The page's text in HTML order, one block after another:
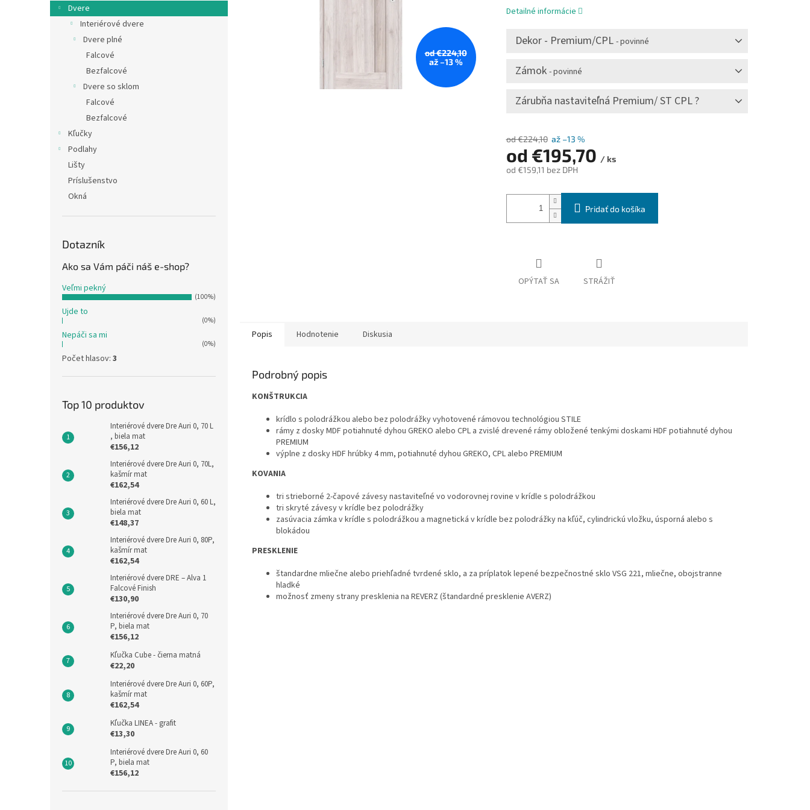
Dvere
Interiérové dvere
Dvere plné
Falcové
Bezfalcové
Dvere so sklom
Falcové
Bezfalcové
Kľučky
Podlahy
Lišty
Príslušenstvo
Okná
Dotazník
Ako sa Vám páči náš e-shop?
Veľmi pekný
(100%)
Ujde to
(0%)
Nepáči sa mi
(0%)
Počet hlasov: 3
Top 10 produktov
Interiérové dvere Dre Auri 0, 70 L
, biela mat
€156,12
Interiérové dvere Dre Auri 0, 70L,
kašmír mat
€162,54
Interiérové dvere Dre Auri 0, 60 L,
biela mat
€148,37
Interiérové dvere Dre Auri 0, 80P,
kašmír mat
€162,54
Interiérové dvere DRE – Alva 1
Falcové Finish
€130,90
Interiérové dvere Dre Auri 0, 70
P, biela mat
€156,12
Kľučka Cube - čierna matná
€22,20
Interiérové dvere Dre Auri 0, 60P,
kašmír mat
€162,54
Kľučka LINEA - grafit
€13,30
Interiérové dvere Dre Auri 0, 60
P, biela mat
€156,12
od €224,10
až –13 %
Detailné informácie
OPÝTAŤ SA STRÁŽIŤ
Dekor - Premium/CPL- povinné
Zámok- povinné
Zárubňa nastaviteľná Premium/ ST CPL ?
od €224,10 až –13 %
od €195,70 / ks
od €159,11 bez DPH
cena:
Pridať do košíka
Popis Hodnotenie Diskusia
Podrobný popis
KONŠTRUKCIA
krídlo s polodrážkou alebo bez polodrážky vyhotovené rámovou technológiou STILE
rámy z dosky MDF potiahnuté dyhou GREKO alebo CPL a zvislé drevené rámy obložené tenkými doskami HDF potiahnuté dyhou
PREMIUM
výplne z dosky HDF hrúbky 4 mm, potiahnuté dyhou GREKO, CPL alebo PREMIUM
KOVANIA
tri strieborné 2-čapové závesy nastaviteľné vo vodorovnej rovine v krídle s polodrážkou
tri skryté závesy v krídle bez polodrážky
zasúvacia zámka v krídle s polodrážkou a magnetická v krídle bez polodrážky na kľúč, cylindrickú vložku, úsporná alebo s
blokádou
PRESKLENIE
štandardne mliečne alebo priehľadné tvrdené sklo, a za príplatok lepené bezpečnostné sklo VSG 221, mliečne, obojstranne
hladké
možnosť zmeny strany presklenia na REVERZ (štandardné presklenie AVERZ)